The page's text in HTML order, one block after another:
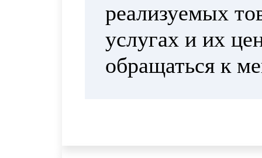
реализуемых
услугах и их
обращаться к